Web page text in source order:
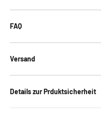
FAQ
Versand
Details zur Prduktsicherheit